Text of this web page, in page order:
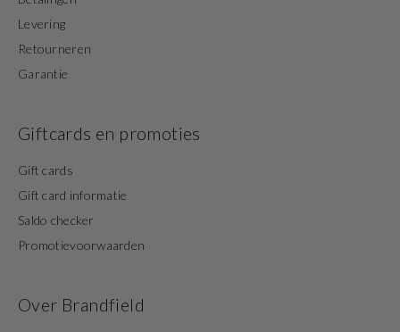
Levering
Retourneren
Garantie
Giftcards en promoties
Gift cards
Gift card informatie
Saldo checker
Promotievoorwaarden
Over Brandfield